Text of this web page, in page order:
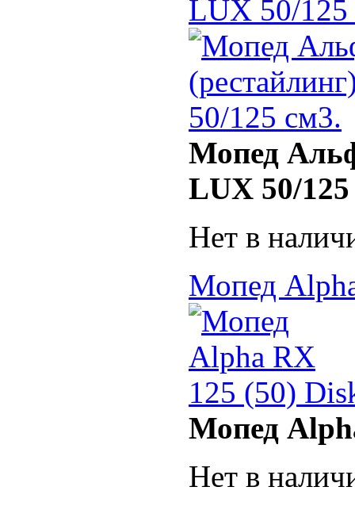
LUX 50/125
Мопед
LUX 50/
Нет в
Мопед
Мопед
Нет в